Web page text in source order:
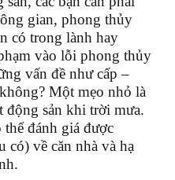
gian, phong thủy
có trong lành hay
vào lỗi phong thủy
vấn đề như cấp –
Một mẹo nhỏ là
động sản khi trời mưa.
đánh giá được
có) về căn nhà và hạ